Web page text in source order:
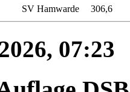
SV Hamwarde 306,6
07:23